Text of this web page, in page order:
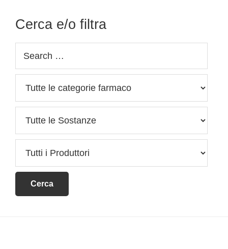
Cerca e/o filtra